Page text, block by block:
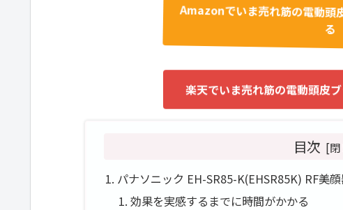
Amazonでいま売れ筋の電動頭
る
楽天でいま売れ筋の電動頭皮
目次
パナソニック EH-SR85-K(EHSR85K) RF美
効果を実感するまでに時間がかかる